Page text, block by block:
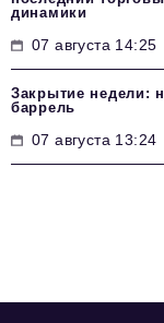
динамики
07 августа 14:25
Закрытие недели:
баррель
07 августа 13:24